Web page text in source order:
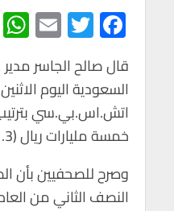
F
ac
e
b
o
o
k
T
wi
tt
er
E
m
ailقال صالح الجاسر
السعودية اليوم
اتش.اس.بي.سي
خمسة مليارات ريال (1.3 مليار دولار).
وصرح للصحفيين بأن
النصف الثاني من